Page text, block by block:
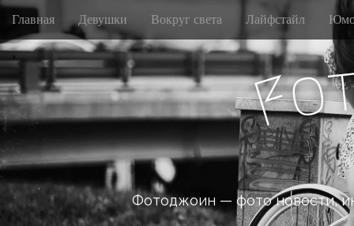
M
i
n
m
e
n
u
S
i
p
t
o
c
o
n
t
e
Главная Девушки Вокруг света Лайфстайл
Fo
Фотоджоин — фото новости,